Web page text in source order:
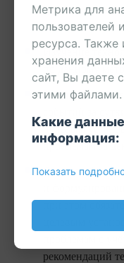
целевым
проблемам
Изучение
по данному
Анализ
целевым
проблемам за
Оценка
при этом
целевым
рекомендаций
Метрика для
пользователей
ресурса. Также
хранения
сайт, Вы даете
этими файлами.
Какие
информация:
Показать